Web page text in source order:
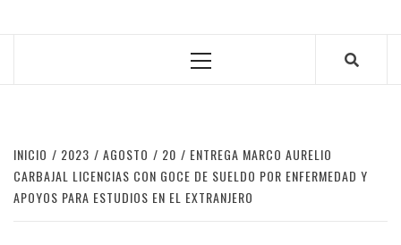
INICIO 2023 AGOSTO 20
ENTREGA MARCO AURELIO
CARBAJAL LICENCIAS CON GOCE DE SUELDO POR ENFERMEDAD Y
APOYOS PARA ESTUDIOS EN EL EXTRANJERO